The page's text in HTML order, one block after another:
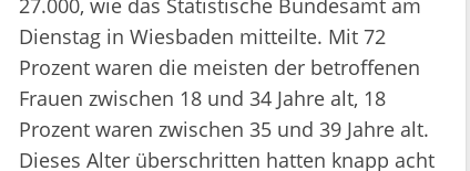
27.000, wie das Statistische Bundesamt am
Dienstag in Wiesbaden mitteilte. Mit 72
Prozent waren die meisten der betroffenen
Frauen zwischen 18 und 34 Jahre alt, 18
Prozent waren zwischen 35 und 39 Jahre alt.
Dieses Alter überschritten hatten knapp acht